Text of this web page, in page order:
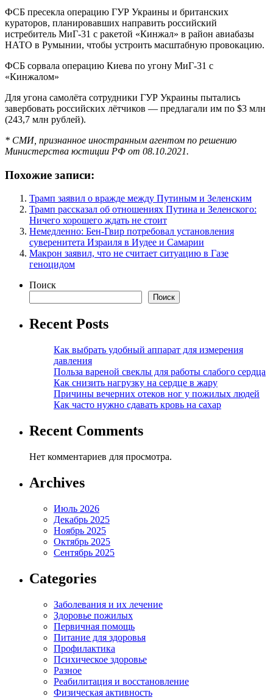
ФСБ пресекла операцию ГУР Украины и британских
кураторов, планировавших направить российский
истребитель МиГ-31 с ракетой «Кинжал» в район авиабазы
НАТО в Румынии, чтобы устроить масштабную провокацию.
ФСБ сорвала операцию Киева по угону МиГ-31 с
«Кинжалом»
Для угона самолёта сотрудники ГУР Украины пытались
завербовать российских лётчиков — предлагали им по $3 млн
(243,7 млн рублей).
* СМИ, признанное иностранным агентом по решению
Министерства юстиции РФ от 08.10.2021.
Похожие записи:
Трамп заявил о вражде между Путиным и Зеленским
Трамп рассказал об отношениях Путина и Зеленского:
Ничего хорошего ждать не стоит
Немедленно: Бен-Гвир потребовал установления
суверенитета Израиля в Иудее и Самарии
Макрон заявил, что не считает ситуацию в Газе
геноцидом
Поиск
Поиск
Recent Posts
Как выбрать удобный аппарат для измерения
давления
Польза вареной свеклы для работы слабого сердца
Как снизить нагрузку на сердце в жару
Причины вечерних отеков ног у пожилых людей
Как часто нужно сдавать кровь на сахар
Recent Comments
Нет комментариев для просмотра.
Archives
Июль 2026
Декабрь 2025
Ноябрь 2025
Октябрь 2025
Сентябрь 2025
Categories
Заболевания и их лечение
Здоровье пожилых
Первичная помощь
Питание для здоровья
Профилактика
Психическое здоровье
Разное
Реабилитация и восстановление
Физическая активность